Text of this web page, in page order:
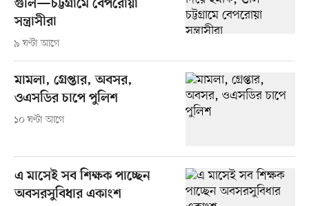
গুলি—চট্টগ্রামে বেপরোয়া
সন্ত্রাসীরা
৯ ঘণ্টা আগে
মামলা, গ্রেপ্তার, অবসর,
ওএসডির চাপে পুলিশ
১০ ঘণ্টা আগে
এ মাসেই সব শিক্ষক পাচ্ছেন
অবসরসুবিধার একাংশ